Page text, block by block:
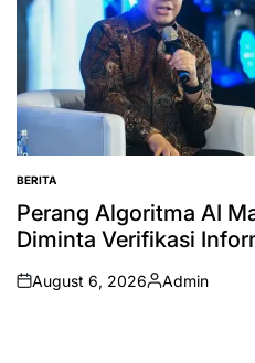
POSTED
IN
BERITA
Perang Algoritma AI
Diminta Verifikasi
on
August 6, 2026
Posted
Admin